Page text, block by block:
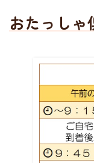
おたっし